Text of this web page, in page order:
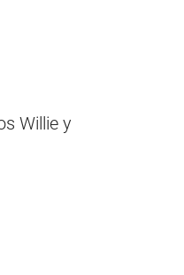
Willie y